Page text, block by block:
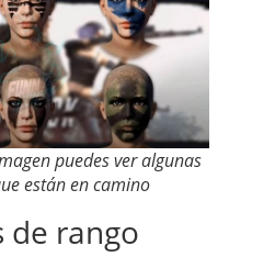
puedes ver algunas
están en camino
de rango